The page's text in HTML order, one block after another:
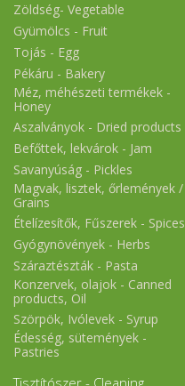
Zöldség- Vegetable
Gyümölcs - Fruit
Tojás - Egg
Pékáru - Bakery
Méz, méhészeti termékek -
Honey
Aszalványok - Dried products
Befőttek, lekvárok - Jam
Savanyúság - Pickles
Magvak, lisztek, őrlemények /
Grains
Ételízesítők, Fűszerek - Spices
Gyógynövények - Herbs
Száraztészták - Pasta
Konzervek, olajok - Canned
products, Oil
Szörpök, Ivólevek - Syrup
Édesség, sütemények -
Pastries
Tisztítószer - Cleaning